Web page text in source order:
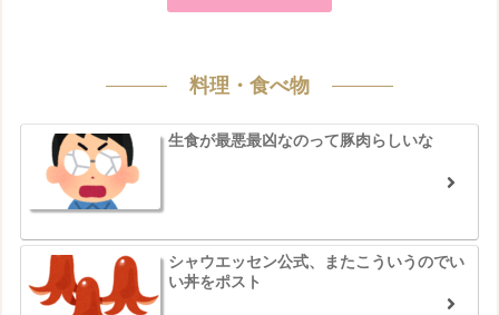
料理・食べ物
生食が最悪最凶なのって豚肉らしいな
シャウエッセン公式、またこういうのでい
い丼をポスト